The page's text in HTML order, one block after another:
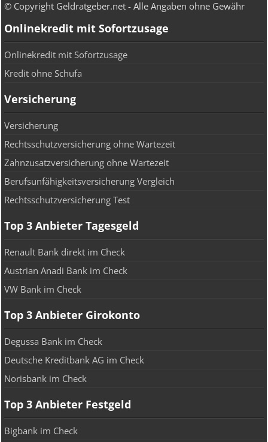
© Copyright Geldratgeber.net - Alle Angaben ohne Gewähr
Onlinekredit mit Sofortzusage
Onlinekredit mit Sofortzusage
Kredit ohne Schufa
Versicherung
Versicherung
Rechtsschutzversicherung ohne Wartezeit
Zahnzusatzversicherung ohne Wartezeit
Berufsunfähigkeitsversicherung Vergleich
Rechtsschutzversicherung Test
Top 3 Anbieter Tagesgeld
Renault Bank direkt im Check
Austrian Anadi Bank im Check
VW Bank im Check
Top 3 Anbieter Girokonto
Degussa Bank im Check
Deutsche Kreditbank AG im Check
Norisbank im Check
Top 3 Anbieter Festgeld
Bigbank im Check